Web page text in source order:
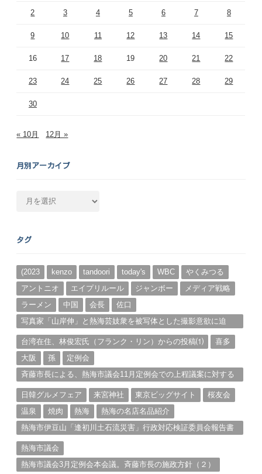
2 3 4 5 6 7 8
9 10 11 12 13 14 15
16 17 18 19 20 21 22
23 24 25 26 27 28 29
30
« 10月 12月 »
月別アーカイブ
カ
ブ
タグ
(2023 kenzo tandoori today's WBC
やくみつる
アントニオ
エイプリルール ジャンボー
メディア戦略
ラーメン
中国 会長
佐口
写真家「山岸伸」と熱海芸妓衆を被写体とした撮影意欲に迫
台湾在住、林俊宏氏（フランク・リン）からの投稿⑴
喜多
大阪
孫
定例会
斉藤市長による、熱海市議会11月定例会での上程議案に対する
日韓グルメフェア
来宮神社 東京ビッグサイト
桜友会
温泉
焼肉 熱海
熱海の名店名品紹介
熱海市伊豆山「逢初川土石流災害」行政対応検証委員会報告書
熱海市議会
熱海市議会3月定例会本会議。斉藤市長の施政方針（２）